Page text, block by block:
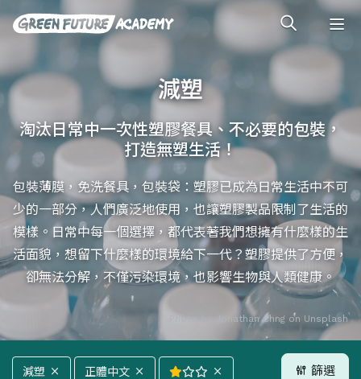
減塑
淘汰日常中一次性塑膠餐具、不必要的包裝，
打造無塑生活！
包裝薄膜，免洗餐具，包裝袋：塑膠已成為日常生活中不可
少的一部分，人們廣泛地使用，也讓塑膠製品限制了生活的
模樣。日常中每一個選擇，都代表著我們想擁有什麼樣的生
活面貌，想留下什麼樣的環境給下一代？塑膠提供了方便，
卻無法分解，不僅污染環境，也影響生物與人類健康。
Jonathan Chng on Unsplash
篩選
減塑 正體中文